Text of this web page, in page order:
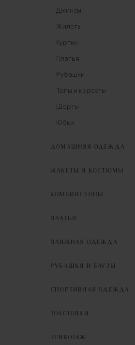
Джинсы
Жилеты
Куртки
Платья
Рубашки
Топы и корсеты
Шорты
Юбки
ДОМАШНЯЯ ОДЕЖДА
ЖАКЕТЫ И КОСТЮМЫ
КОМБИНЕЗОНЫ
ПЛАТЬЯ
ПЛЯЖНАЯ ОДЕЖДА
РУБАШКИ И БЛУЗЫ
СПОРТИВНАЯ ОДЕЖДА
ТОЛСТОВКИ
ТРИКОТАЖ